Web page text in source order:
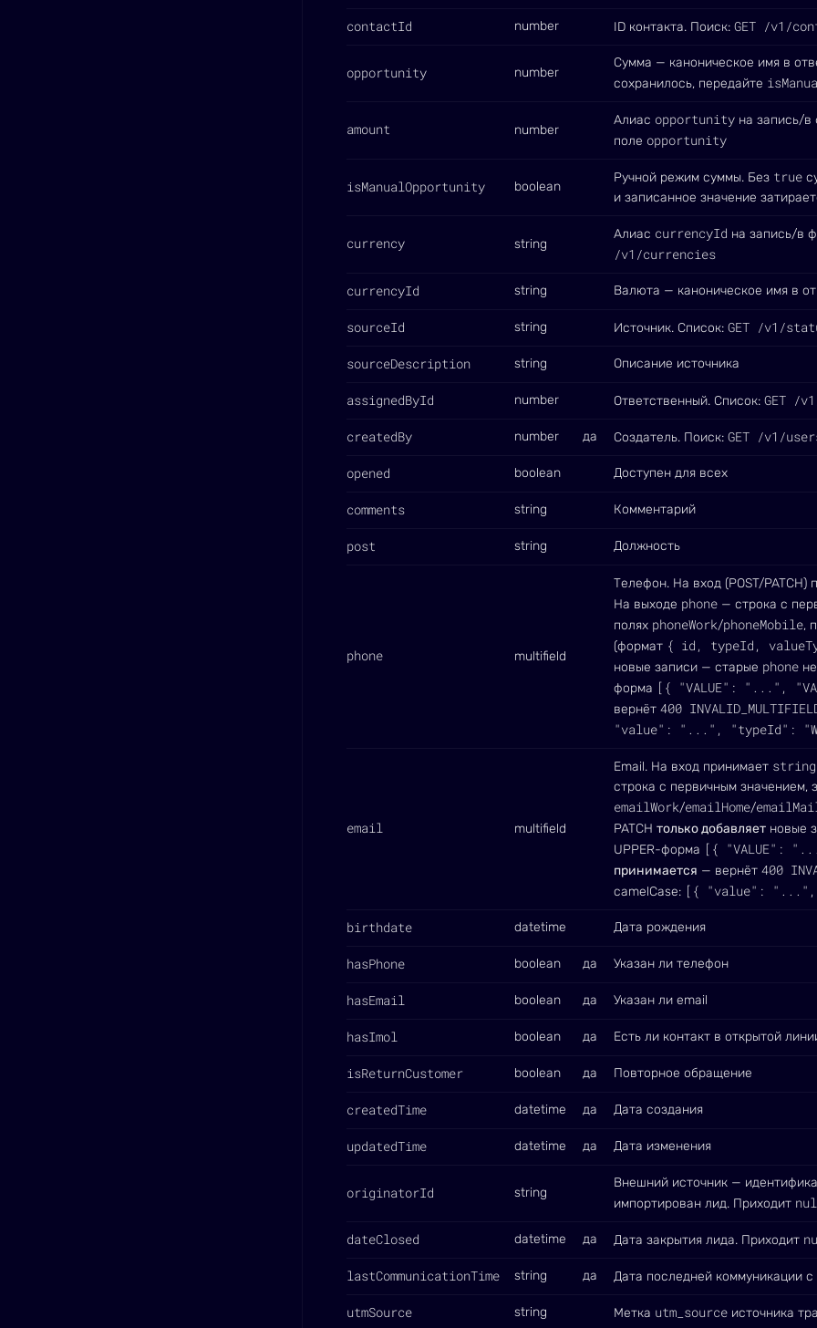
contactId number ID контакта. Поиск: GET /v1/
opportunity number
Сумма — каноническое имя в
сохранилось, передайте
amount number
Алиас opportunity на запись/в
поле opportunity
isManualOpportunity boolean
Ручной режим суммы. Без true
и записанное значение
currency string
Алиас currencyId на запись/в
/v1/currencies
currencyId string Валюта — каноническое имя в
sourceId string Источник. Список: GET /v1/
sourceDescription string Описание источника
assignedById number Ответственный. Список: GET /
createdBy number да Создатель. Поиск: GET /v1/
opened boolean Доступен для всех
comments string Комментарий
post string Должность
phone multifield
Телефон. На вход (POST/PATCH)
На выходе phone — строка с
полях phoneWork/phoneMobile,
(формат { id, typeId,
новые записи — старые phone
форма [{ "VALUE": "...",
вернёт 400
"value": "...", "typeId":
email multifield
Email. На вход принимает
строка с первичным значением,
emailWork/emailHome/
PATCH только добавляет новые
UPPER-форма [{ "VALUE":
принимается — вернёт 400
camelCase: [{ "value": "...",
birthdate datetime Дата рождения
hasPhone boolean да Указан ли телефон
hasEmail boolean да Указан ли email
hasImol boolean да Есть ли контакт в открытой
isReturnCustomer boolean да Повторное обращение
createdTime datetime да Дата создания
updatedTime datetime да Дата изменения
originatorId string
Внешний источник —
импортирован лид. Приходит
dateClosed datetime да Дата закрытия лида. Приходит
lastCommunicationTime string да Дата последней коммуникации
utmSource string Метка utm_source источника